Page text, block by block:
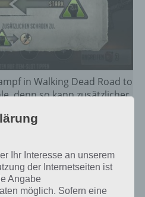
in Walking Dead Road to
denn so kann zusätzlicher
soll. Alternativ kannst du den
du den Pfeil unten links antippst.
die Personen einzusetzen. Hier ein
to Survival:
Ihr Interesse an unserem
der Internetseiten ist
Angabe
möglich. Sofern eine